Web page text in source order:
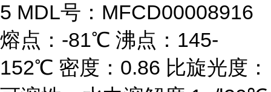
5 MDL号：MFCD00008916
熔点：-81℃ 沸点：145-
152℃ 密度：0.86 比旋光度：